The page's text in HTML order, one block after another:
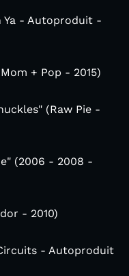
Ya - Autoproduit -
+ Pop - 2015)
(Raw Pie -
(2006 - 2008 -
- 2010)
- Autoproduit